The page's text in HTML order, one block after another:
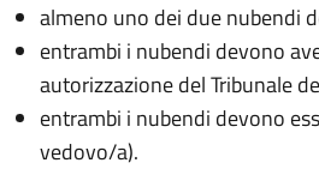
almeno uno dei due nubendi
entrambi i nubendi devono
autorizzazione del Tribunale
entrambi i nubendi devono
vedovo/a).